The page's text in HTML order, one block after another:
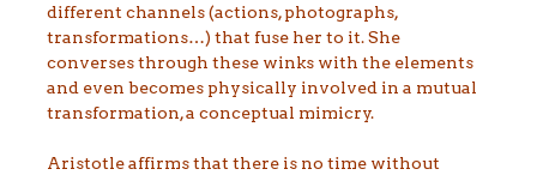
different channels (actions, photographs,
transformations…) that fuse her to it. She
converses through these winks with the elements
and even becomes physically involved in a mutual
transformation, a conceptual mimicry.
Aristotle affirms that there is no time without